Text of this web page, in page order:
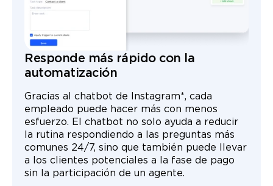
Responde más rápido con la
automatización
Gracias al chatbot de Instagram*, cada
empleado puede hacer más con menos
esfuerzo. El chatbot no solo ayuda a reducir
la rutina respondiendo a las preguntas más
comunes 24/7, sino que también puede llevar
a los clientes potenciales a la fase de pago
sin la participación de un agente.